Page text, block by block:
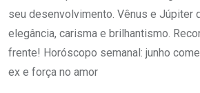
seu desenvolvimento. Vênus e Júpiter
elegância, carisma e brilhantismo.
frente! Horóscopo semanal: junho
ex e força no amor